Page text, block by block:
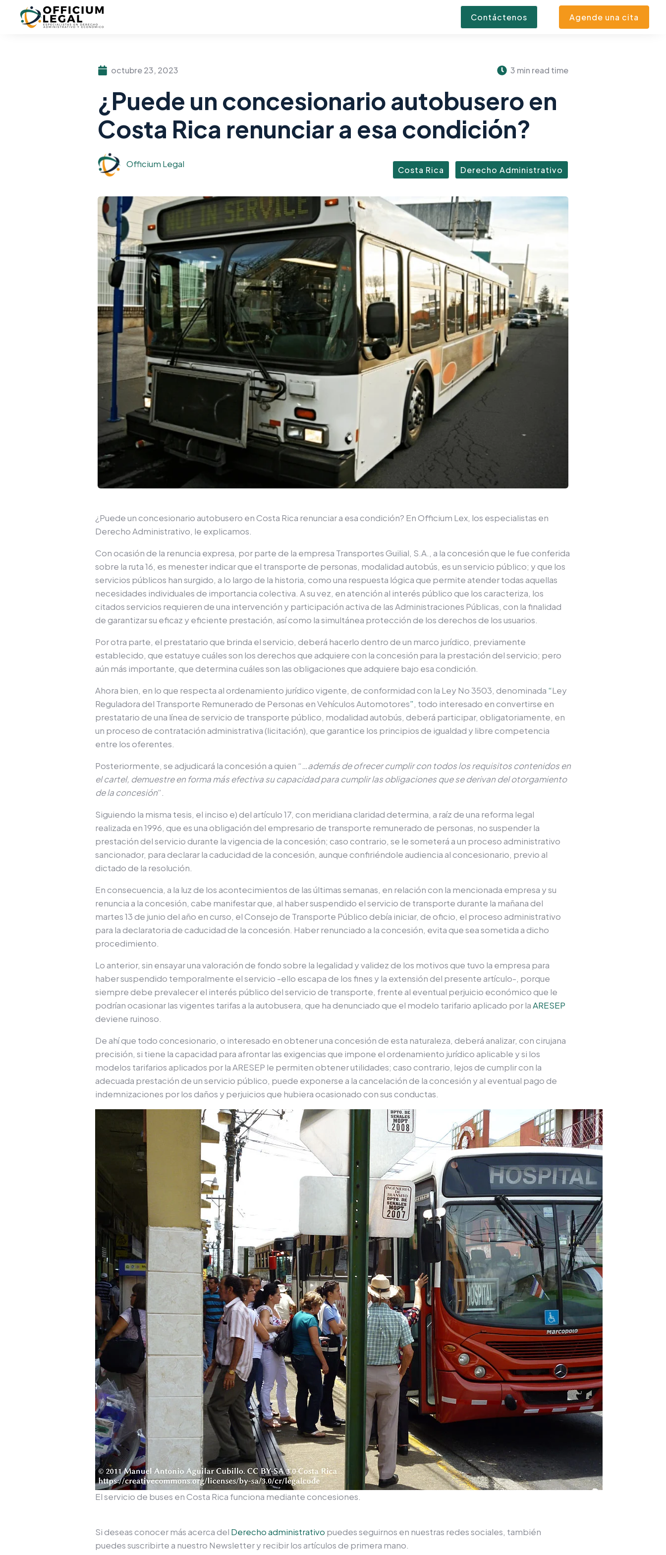
Contáctenos Agende una cita
octubre 23, 2023 3 min read time
¿Puede un concesionario autobusero en
Costa Rica renunciar a esa condición?
Officium Legal
Costa Rica Derecho Administrativo
¿Puede un concesionario autobusero en Costa Rica renunciar a esa condición? En Officium Lex, los especialistas en
Derecho Administrativo, le explicamos.
Con ocasión de la renuncia expresa, por parte de la empresa Transportes Guilial, S.A., a la concesión que le fue conferida
sobre la ruta 16, es menester indicar que el transporte de personas, modalidad autobús, es un servicio público; y que los
servicios públicos han surgido, a lo largo de la historia, como una respuesta lógica que permite atender todas aquellas
necesidades individuales de importancia colectiva. A su vez, en atención al interés público que los caracteriza, los
citados servicios requieren de una intervención y participación activa de las Administraciones Públicas, con la finalidad
de garantizar su eficaz y eficiente prestación, así como la simultánea protección de los derechos de los usuarios.
Por otra parte, el prestatario que brinda el servicio, deberá hacerlo dentro de un marco jurídico, previamente
establecido, que estatuye cuáles son los derechos que adquiere con la concesión para la prestación del servicio; pero
aún más importante, que determina cuáles son las obligaciones que adquiere bajo esa condición.
Ahora bien, en lo que respecta al ordenamiento jurídico vigente, de conformidad con la Ley No3503, denominada “Ley
Reguladora del Transporte Remunerado de Personas en Vehículos Automotores”, todo interesado en convertirse en
prestatario de una línea de servicio de transporte público, modalidad autobús, deberá participar, obligatoriamente, en
un proceso de contratación administrativa (licitación), que garantice los principios de igualdad y libre competencia
entre los oferentes.
Posteriormente, se adjudicará la concesión a quien “…además de ofrecer cumplir con todos los requisitos contenidos en
el cartel, demuestre en forma más efectiva su capacidad para cumplir las obligaciones que se derivan del otorgamiento
de la concesión”.
Siguiendo la misma tesis, el inciso e) del artículo 17, con meridiana claridad determina, a raíz de una reforma legal
realizada en 1996, que es una obligación del empresario de transporte remunerado de personas, no suspender la
prestación del servicio durante la vigencia de la concesión; caso contrario, se le someterá a un proceso administrativo
sancionador, para declarar la caducidad de la concesión, aunque confiriéndole audiencia al concesionario, previo al
dictado de la resolución.
En consecuencia, a la luz de los acontecimientos de las últimas semanas, en relación con la mencionada empresa y su
renuncia a la concesión, cabe manifestar que, al haber suspendido el servicio de transporte durante la mañana del
martes 13 de junio del año en curso, el Consejo de Transporte Público debía iniciar, de oficio, el proceso administrativo
para la declaratoria de caducidad de la concesión. Haber renunciado a la concesión, evita que sea sometida a dicho
procedimiento.
Lo anterior, sin ensayar una valoración de fondo sobre la legalidad y validez de los motivos que tuvo la empresa para
haber suspendido temporalmente el servicio -ello escapa de los fines y la extensión del presente artículo-, porque
siempre debe prevalecer el interés público del servicio de transporte, frente al eventual perjuicio económico que le
podrían ocasionar las vigentes tarifas a la autobusera, que ha denunciado que el modelo tarifario aplicado por laARESEP
deviene ruinoso.
De ahí que todo concesionario, o interesado en obtener una concesión de esta naturaleza, deberá analizar, con cirujana
precisión, si tiene la capacidad para afrontar las exigencias que impone el ordenamiento jurídico aplicable y si los
modelos tarifarios aplicados por la ARESEP le permiten obtener utilidades; caso contrario, lejos de cumplir con la
adecuada prestación de un servicio público, puede exponerse a la cancelación de la concesión y al eventual pago de
indemnizaciones por los daños y perjuicios que hubiera ocasionado con sus conductas.
El servicio de buses en Costa Rica funciona mediante concesiones.
Si deseas conocer más acerca del Derecho administrativo puedes seguirnos en nuestras redes sociales, también
puedes suscribirte a nuestro Newsletter y recibir los artículos de primera mano.